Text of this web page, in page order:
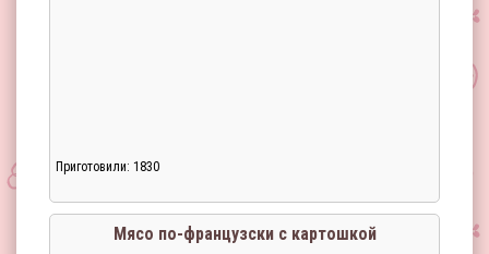
Приготовили: 1830
Мясо по-французски с картошкой